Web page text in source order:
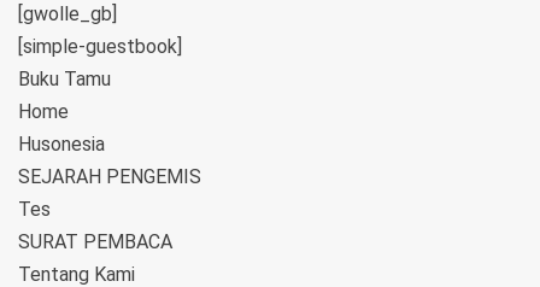
[gwolle_gb]
[simple-guestbook]
Buku Tamu
Home
Husonesia
SEJARAH PENGEMIS
Tes
SURAT PEMBACA
Tentang Kami